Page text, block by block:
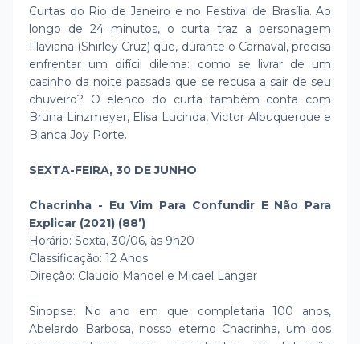
Curtas do Rio de Janeiro e no Festival de Brasília. Ao
longo de 24 minutos, o curta traz a personagem
Flaviana (Shirley Cruz) que, durante o Carnaval, precisa
enfrentar um difícil dilema: como se livrar de um
casinho da noite passada que se recusa a sair de seu
chuveiro? O elenco do curta também conta com
Bruna Linzmeyer, Elisa Lucinda, Victor Albuquerque e
Bianca Joy Porte.
SEXTA-FEIRA, 30 DE JUNHO
Chacrinha - Eu Vim Para Confundir E Não Para
Explicar (2021) (88’)
Horário: Sexta, 30/06, às 9h20
Classificação: 12 Anos
Direção: Claudio Manoel e Micael Langer
Sinopse: No ano em que completaria 100 anos,
Abelardo Barbosa, nosso eterno Chacrinha, um dos